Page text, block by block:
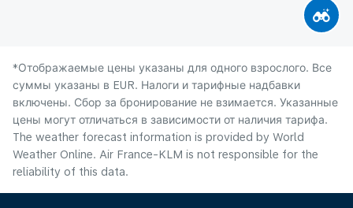
*Отображаемые цены указаны для одного взрослого. Все
суммы указаны в EUR. Налоги и тарифные надбавки
включены. Сбор за бронирование не взимается. Указанные
цены могут отличаться в зависимости от наличия тарифа.
The weather forecast information is provided by World
Weather Online. Air France-KLM is not responsible for the
reliability of this data.